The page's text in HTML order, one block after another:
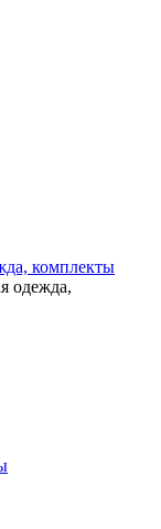
комплекты
одежда,